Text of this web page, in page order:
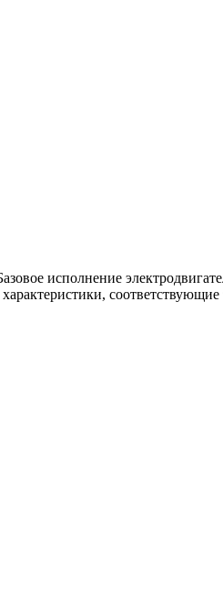
исполнение
соответствующие